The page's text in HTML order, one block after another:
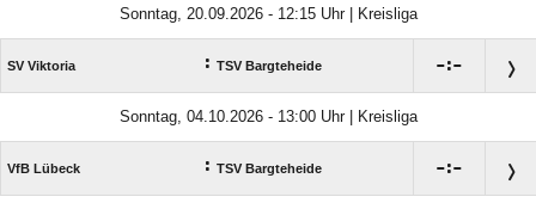
Sonntag, 20.09.2026 - 12:15 Uhr | Kreisliga
SV Viktoria : TSV Bargteheide :
Sonntag, 04.10.2026 - 13:00 Uhr | Kreisliga
VfB Lübeck : TSV Bargteheide :